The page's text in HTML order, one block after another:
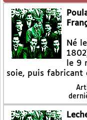
Né
le 9
soie, puis fabricant